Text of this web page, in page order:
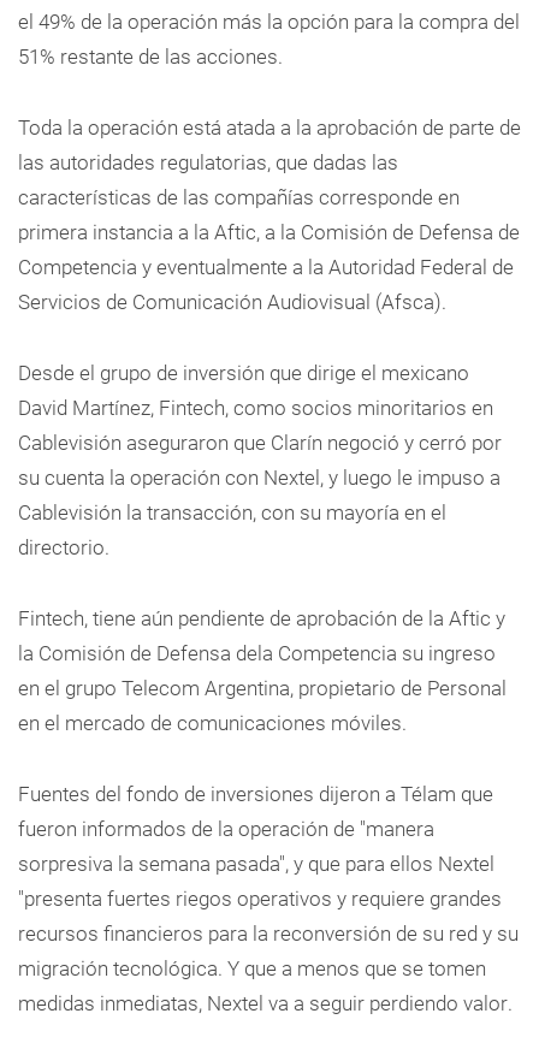
el 49% de la operación más la opción para la compra del
51% restante de las acciones.
Toda la operación está atada a la aprobación de parte de
las autoridades regulatorias, que dadas las
características de las compañías corresponde en
primera instancia a la Aftic, a la Comisión de Defensa de
Competencia y eventualmente a la Autoridad Federal de
Servicios de Comunicación Audiovisual (Afsca).
Desde el grupo de inversión que dirige el mexicano
David Martínez, Fintech, como socios minoritarios en
Cablevisión aseguraron que Clarín negoció y cerró por
su cuenta la operación con Nextel, y luego le impuso a
Cablevisión la transacción, con su mayoría en el
directorio.
Fintech, tiene aún pendiente de aprobación de la Aftic y
la Comisión de Defensa dela Competencia su ingreso
en el grupo Telecom Argentina, propietario de Personal
en el mercado de comunicaciones móviles.
Fuentes del fondo de inversiones dijeron a Télam que
fueron informados de la operación de "manera
sorpresiva la semana pasada", y que para ellos Nextel
"presenta fuertes riegos operativos y requiere grandes
recursos financieros para la reconversión de su red y su
migración tecnológica. Y que a menos que se tomen
medidas inmediatas, Nextel va a seguir perdiendo valor.